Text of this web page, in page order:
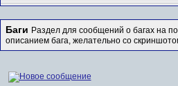
Баги Раздел для сообщений о багах на
описанием бага, желательно со